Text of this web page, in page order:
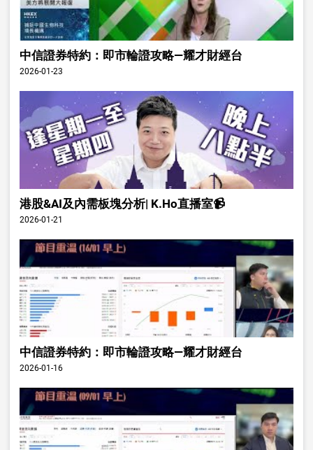
中信證券特約：即市輪證攻略—耀才財經台
2026-01-23
港股&AI及內需板塊分析| K.Ho直播室📹
2026-01-21
中信證券特約：即市輪證攻略—耀才財經台
2026-01-16